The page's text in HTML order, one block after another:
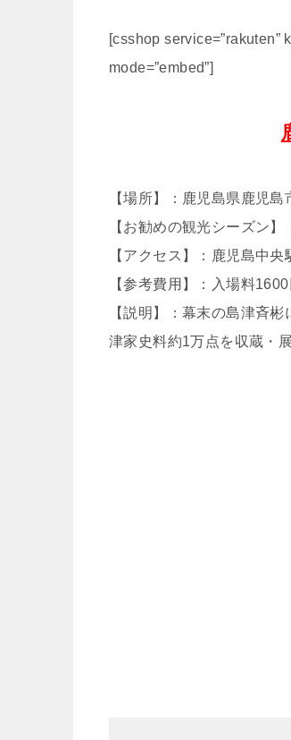
[csshop service=”rakuten”
mode=”embed”]
【場所】：鹿児島県鹿児
【お勧めの観光シーズン
【アクセス】：鹿児島中
【参考費用】：入場料
【説明】：幕末の島津斉
津家史料約1万点を収蔵・展